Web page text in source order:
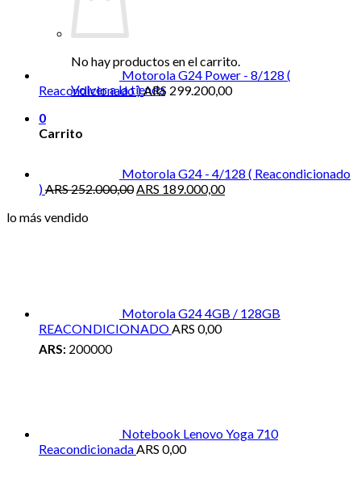
No hay productos en el carrito.
Volver a la tienda
0
Carrito
Motorola G24 Power - 8/128 (
Reacondicionado )ARS 299.200,00
Motorola G24 - 4/128 ( Reacondicionado
)ARS252.000,00 El
ARS 189.000,00El
lo más vendido
Motorola G24 4GB / 128GB
REACONDICIONADOARS 0,00
ARS: 200000
Notebook Lenovo Yoga 710
ReacondicionadaARS 0,00